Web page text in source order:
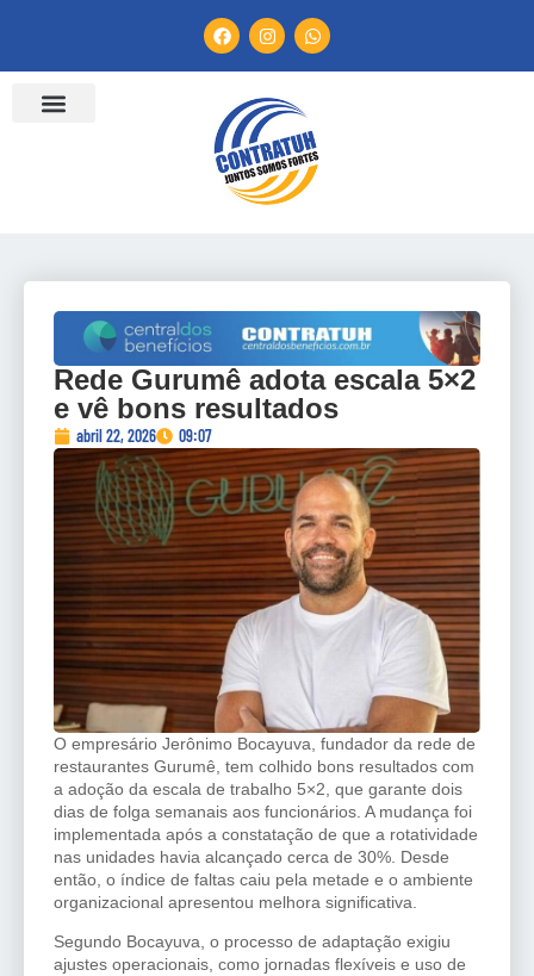
Rede Gurumê adota escala 5×2
e vê bons resultados
abril 22, 2026 09:07
O empresário Jerônimo Bocayuva, fundador da rede de
restaurantes Gurumê, tem colhido bons resultados com
a adoção da escala de trabalho 5×2, que garante dois
dias de folga semanais aos funcionários. A mudança foi
implementada após a constatação de que a rotatividade
nas unidades havia alcançado cerca de 30%. Desde
então, o índice de faltas caiu pela metade e o ambiente
organizacional apresentou melhora significativa.
Segundo Bocayuva, o processo de adaptação exigiu
ajustes operacionais, como jornadas flexíveis e uso de